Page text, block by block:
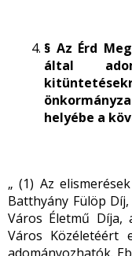
§ Az Érd
által
helyébe a
„ (1) Az
Batthyány Fülöp
Város Életmű Díja,
Város Közéletéért